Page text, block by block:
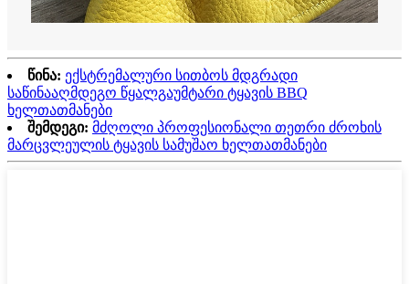
წინა: ექსტრემალური სითბოს მდგრადი
საწინააღმდეგო წყალგაუმტარი ტყავის BBQ
ხელთათმანები
შემდეგი: მძღოლი პროფესიონალი თეთრი ძროხის
მარცვლეულის ტყავის სამუშაო ხელთათმანები